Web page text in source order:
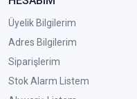
Üyelik Bilgilerim
Adres Bilgilerim
Siparişlerim
Stok Alarm Listem